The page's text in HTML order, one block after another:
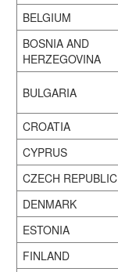
BELGIUM
BOSNIA AND
HERZEGOVINA
BULGARIA
CROATIA
CYPRUS
CZECH REPUBLIC
DENMARK
ESTONIA
FINLAND